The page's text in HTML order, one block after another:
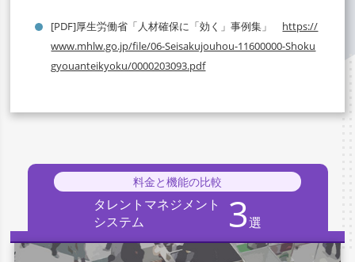
[PDF]厚生労働省「人材確保に「効く」事例集」 https://
www.mhlw.go.jp/file/06-Seisakujouhou-11600000-Shoku
gyouanteikyoku/0000203093.pdf
料金と機能の比較
タレントマネジメント
システム
3選